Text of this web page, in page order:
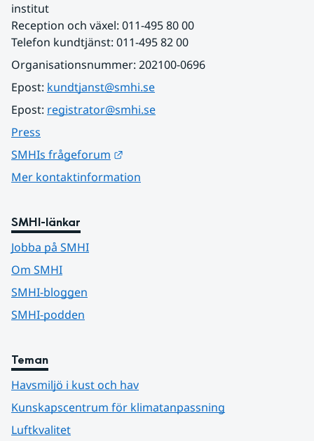
institut
Reception och växel: 011-495 80 00
Telefon kundtjänst: 011-495 82 00
Organisationsnummer: 202100-0696
Epost: kundtjanst@smhi.se
Epost: registrator@smhi.se
Press
SMHIs frågeforum
Mer kontaktinformation
SMHI-länkar
Jobba på SMHI
Om SMHI
SMHI-bloggen
SMHI-podden
Teman
Havsmiljö i kust och hav
Kunskapscentrum för klimatanpassning
Luftkvalitet